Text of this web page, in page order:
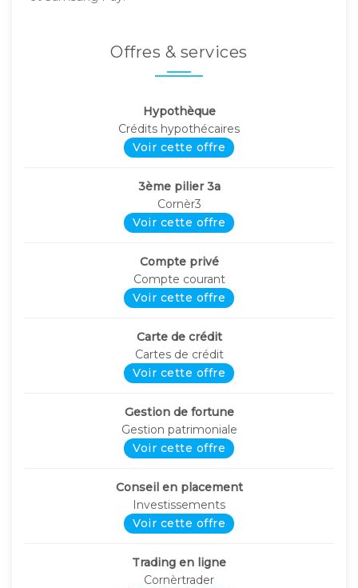
Offres & services
Hypothèque
Crédits hypothécaires
Voir cette offre
3ème pilier 3a
Cornèr3
Voir cette offre
Compte privé
Compte courant
Voir cette offre
Carte de crédit
Cartes de crédit
Voir cette offre
Gestion de fortune
Gestion patrimoniale
Voir cette offre
Conseil en placement
Investissements
Voir cette offre
Trading en ligne
Cornèrtrader